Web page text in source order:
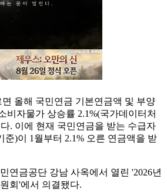
올해 국민연금 기본연금액 및 부양
비자물가 상승률 2.1%(국가데이터처
. 이에 현재 국민연금을 받는 수급자
준)이 1월부터 2.1% 오른 연금액을 받
연금공단 강남 사옥에서 열린 '2026년
회'에서 의결됐다.